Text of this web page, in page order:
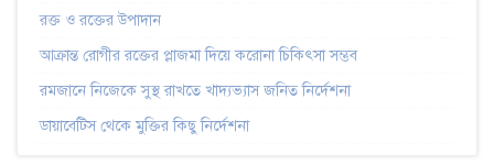
রক্ত ও রক্তের উপাদান
আক্রান্ত রোগীর রক্তের প্লাজমা দিয়ে করোনা চিকিৎসা সম্ভব
রমজানে নিজেকে সুস্থ রাখতে খাদ্যভ্যাস জনিত নির্দেশনা
ডায়াবেটিস থেকে মুক্তির কিছু নির্দেশনা